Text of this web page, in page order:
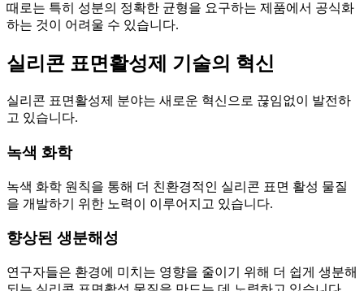
때로는 특히 성분의 정확한 균형을 요구하는 제품에서 공식화
하는 것이 어려울 수 있습니다.
실리콘 표면활성제 기술의 혁신
실리콘 표면활성제 분야는 새로운 혁신으로 끊임없이 발전하
고 있습니다.
녹색 화학
녹색 화학 원칙을 통해 더 친환경적인 실리콘 표면 활성 물질
을 개발하기 위한 노력이 이루어지고 있습니다.
향상된 생분해성
연구자들은 환경에 미치는 영향을 줄이기 위해 더 쉽게 생분해